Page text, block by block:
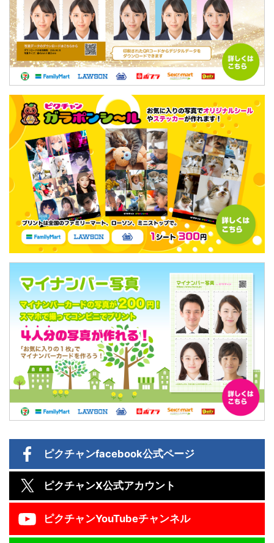
ピクチャンfacebook公式ページ
ピクチャンX公式アカウント
ピクチャンYouTubeチャンネル